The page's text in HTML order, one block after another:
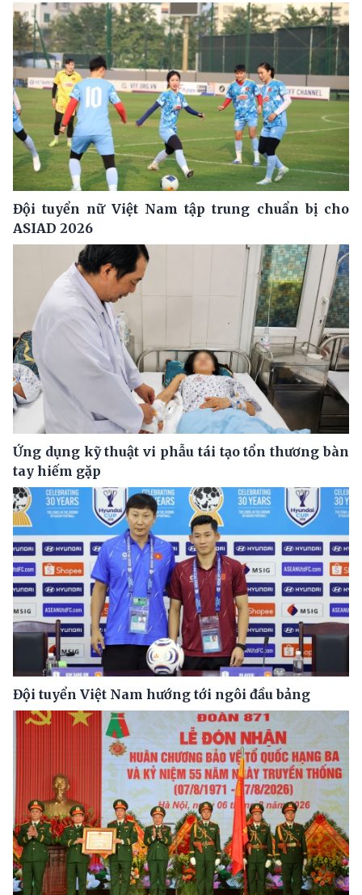
Đội tuyển nữ Việt Nam tập trung chuẩn bị cho
ASIAD 2026
Ứng dụng kỹ thuật vi phẫu tái tạo tổn thương bàn
tay hiếm gặp
Đội tuyển Việt Nam hướng tới ngôi đầu bảng